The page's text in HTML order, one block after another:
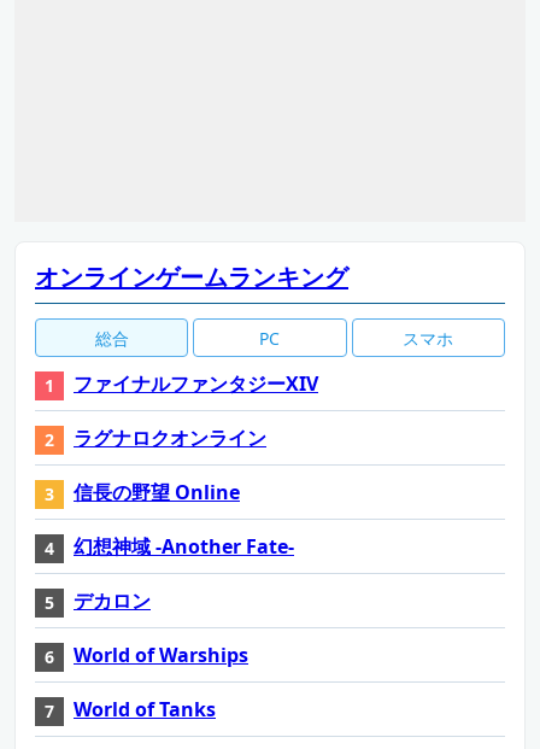
オンラインゲームランキング
総合 PC スマホ
ファイナルファンタジーXIV
ラグナロクオンライン
信長の野望 Online
幻想神域 -Another Fate-
デカロン
World of Warships
World of Tanks